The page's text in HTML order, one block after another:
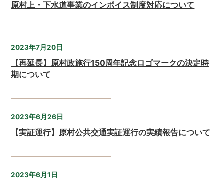
原村上・下水道事業のインボイス制度対応について
2023年7月20日
【再延長】原村政施行150周年記念ロゴマークの決定時
期について
2023年6月26日
【実証運行】原村公共交通実証運行の実績報告について
2023年6月1日